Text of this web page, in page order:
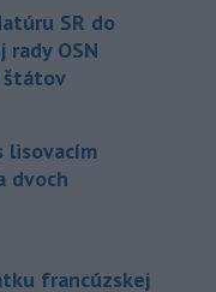
SR do
rady OSN
štátov
lisovacím
dvoch
francúzskej